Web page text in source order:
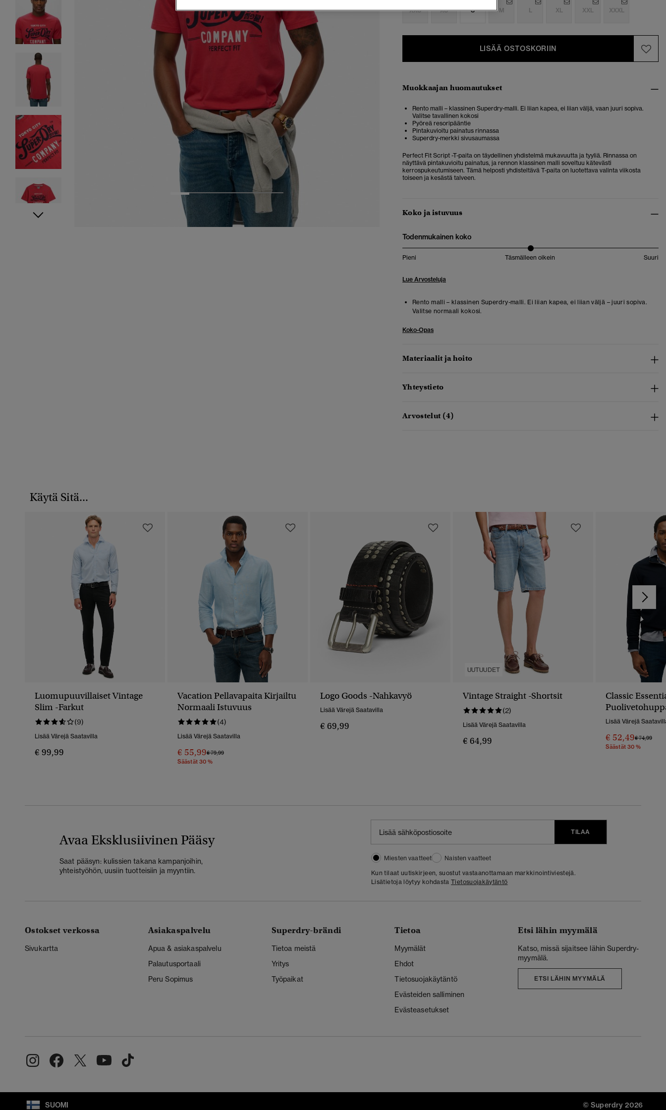
1 4 5
XXS XS S M L XL XXL XXXL
LISÄÄ OSTOSKORIIN
Muokkaajan huomautukset
Rento malli – klassinen Superdry-malli. Ei liian kapea, ei liian väljä, vaan juuri sopiva.
Valitse tavallinen kokosi
Pyöreä resoripääntie
Pintakuvioitu painatus rinnassa
Superdry-merkki sivusaumassa
Perfect Fit Script -T-paita on täydellinen yhdistelmä mukavuutta ja tyyliä. Rinnassa on
näyttävä pintakuvioitu painatus, ja rennon klassinen malli soveltuu kätevästi
kerrospukeutumiseen. Tämä helposti yhdisteltävä T-paita on luotettava valinta viikosta
toiseen ja kesästä talveen.
Koko ja istuvuus
Todenmukainen koko
Pieni Täsmälleen oikein Suuri
Lue Arvosteluja
Rento malli – klassinen Superdry-malli. Ei liian kapea, ei liian väljä – juuri sopiva.
Valitse normaali kokosi.
Koko-Opas
Materiaalit ja hoito
Yhteystieto
Arvostelut (4)
Käytä Sitä...
Luomupuuvillaiset Vintage
Slim -farkut
(9)
Lisää Värejä Saatavilla
€ 99,99
Vacation Pellavapaita Kirjailtu
Normaali Istuvuus
(4)
Lisää Värejä Saatavilla
€ 55,99Hinta Alennettu Hinnasta
€ 79,99Hintaan
Säästät 30 %
Logo Goods -nahkavyö
Lisää Värejä Saatavilla
€ 69,99
UUTUUDET
Vintage Straight -shortsit
(2)
Lisää Värejä Saatavilla
€ 64,99
Classic
Lisää Värejä
€ 52,49Hinta
€ 74,99
Säästät 30 %
Avaa Eksklusiivinen Pääsy
Saat pääsyn: kulissien takana kampanjoihin,
yhteistyöhön, uusiin tuotteisiin ja myyntiin.
TILAA
Miesten vaatteet
Naisten vaatteet
Kun tilaat uutiskirjeen, suostut vastaanottamaan markkinointiviestejä.
Lisätietoja löytyy kohdastaTietosuojakäytäntö
Ostokset verkossa
Sivukartta
Asiakaspalvelu
Apua & asiakaspalvelu
Palautusportaali
Peru Sopimus
Superdry-brändi
Tietoa meistä
Yritys
Työpaikat
Tietoa
Myymälät
Ehdot
Tietosuojakäytäntö
Evästeiden salliminen
Evästeasetukset
Etsi lähin myymälä
Katso, missä sijaitsee lähin Superdry-
myymälä.
ETSI LÄHIN MYYMÄLÄ
SUOMI © Superdry 2026